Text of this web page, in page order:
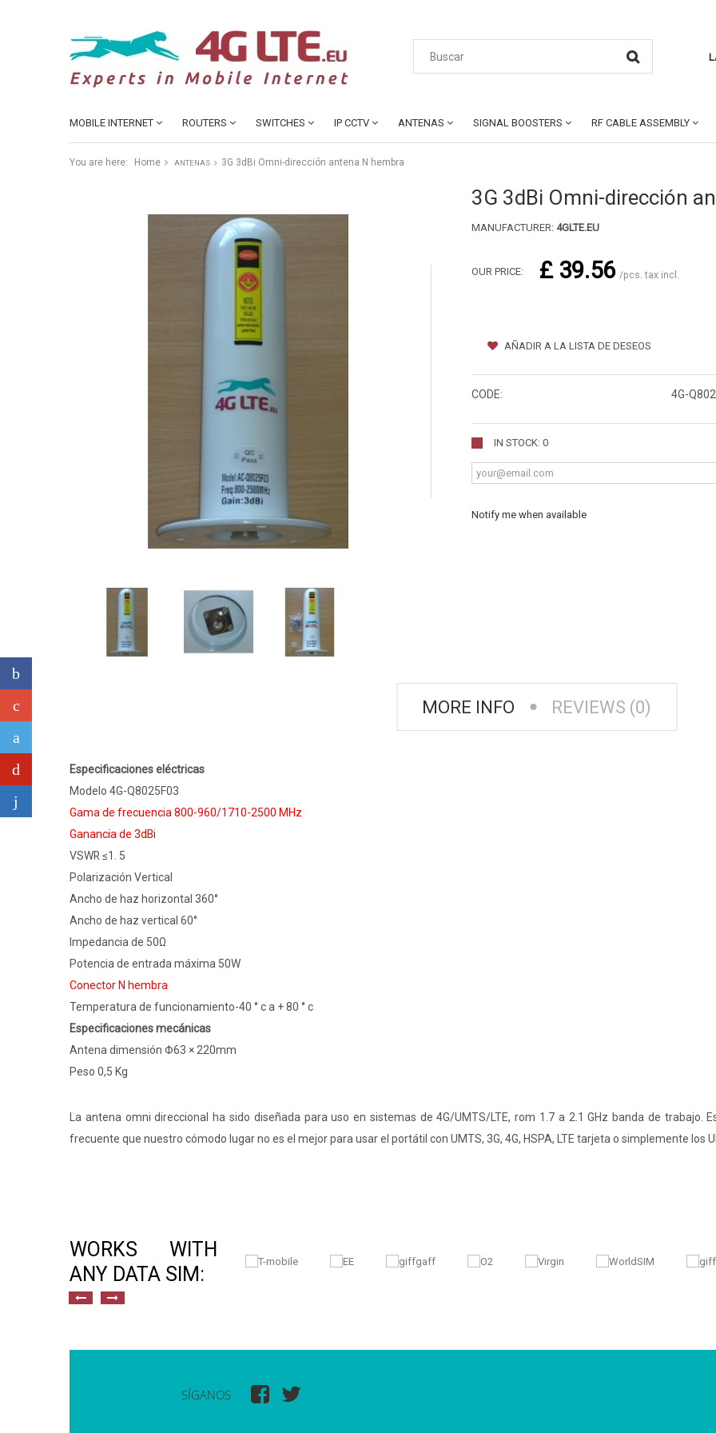
MOBILE INTERNET ROUTERS SWITCHES IP CCTV ANTENAS SIGNAL BOOSTERS RF CABLE ASSEMBLY
You are here: Home ANTENAS 3G 3dBi Omni-dirección antena N hembra
3G 3dBi Omni-dirección
MANUFACTURER: 4GLTE.EU
OUR PRICE: £ 39.56 /pcs. tax incl.
AÑADIR A LA LISTA DE DESEOS
CODE: 4G-
IN STOCK: 0
Notify me when available
MORE INFO REVIEWS (0)
Especificaciones eléctricas
Modelo 4G-Q8025F03
Gama de frecuencia 800-960/1710-2500 MHz
Ganancia de 3dBi
VSWR ≤1. 5
Polarización Vertical
Ancho de haz horizontal 360°
Ancho de haz vertical 60°
Impedancia de 50Ω
Potencia de entrada máxima 50W
Conector N hembra
Temperatura de funcionamiento-40 ° c a + 80 ° c
Especificaciones mecánicas
Antena dimensión Φ63 × 220mm
Peso 0,5 Kg
La antena omni direccional ha sido diseñada para uso en sistemas de 4G/UMTS/LTE, rom 1.7 a 2.1 GHz banda de
frecuente que nuestro cómodo lugar no es el mejor para usar el portátil con UMTS, 3G, 4G, HSPA, LTE tarjeta o simplemente los
WORKS WITH
ANY DATA SIM:
SÍGANOS